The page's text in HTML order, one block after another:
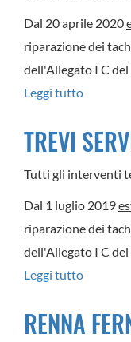
Dal 20 aprile 2020
riparazione dei
dell'Allegato I C del
Leggi tutto
EZIO
&
TREVI
Tutti gli interventi
Dal 1 luglio 2019
riparazione dei
dell'Allegato I C del
Leggi tutto
RENNA